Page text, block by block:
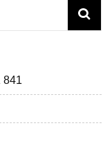
841